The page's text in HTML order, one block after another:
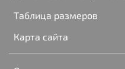
Таблица размеров
Карта сайта